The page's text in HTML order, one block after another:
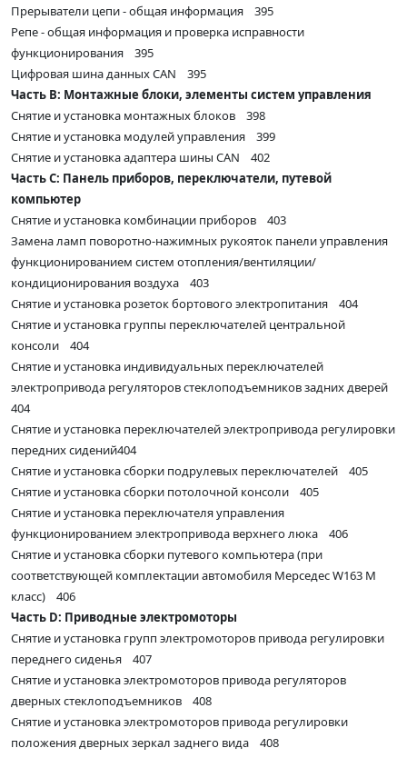
Прерыватели цепи - общая информация 395
Репе - общая информация и проверка исправности
функционирования 395
Цифровая шина данных CAN 395
Часть В: Монтажные блоки, элементы систем управления
Снятие и установка монтажных блоков 398
Снятие и установка модулей управления 399
Снятие и установка адаптера шины CAN 402
Часть С: Панель приборов, переключатели, путевой
компьютер
Снятие и установка комбинации приборов 403
Замена ламп поворотно-нажимных рукояток панели управления
функционированием систем отопления/вентиляции/
кондиционирования воздуха 403
Снятие и установка розеток бортового электропитания 404
Снятие и установка группы переключателей центральной
консоли 404
Снятие и установка индивидуальных переключателей
электропривода регуляторов стеклоподъемников задних дверей
404
Снятие и установка переключателей электропривода регулировки
передних сидений404
Снятие и установка сборки подрулевых переключателей 405
Снятие и установка сборки потолочной консоли 405
Снятие и установка переключателя управления
функционированием электропривода верхнего люка 406
Снятие и установка сборки путевого компьютера (при
соответствующей комплектации автомобиля Мерседес W163 M
класс) 406
Часть D: Приводные электромоторы
Снятие и установка групп электромоторов привода регулировки
переднего сиденья 407
Снятие и установка электромоторов привода регуляторов
дверных стеклоподъемников 408
Снятие и установка электромоторов привода регулировки
положения дверных зеркал заднего вида 408